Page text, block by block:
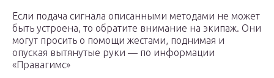
Если подача сигнала описанными методами не может
быть устроена, то обратите внимание на экипаж. Они
могут просить о помощи жестами, поднимая и
опуская вытянутые руки — по информации
«Правагимс»